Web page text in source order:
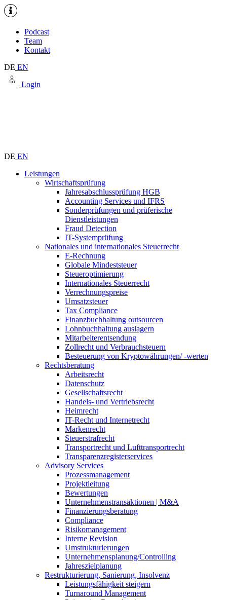
Podcast
Team
Kontakt
DE EN
Login
DE EN
Leistungen
Wirtschaftsprüfung
Jahresabschlussprüfung HGB
Accounting Services und IFRS
Sonderprüfungen und prüferische
Dienstleistungen
Fraud Detection
IT-Systemprüfung
Nationales und internationales Steuerrecht
E-Rechnung
Globale Mindeststeuer
Steueroptimierung
Internationales Steuerrecht
Verrechnungspreise
Umsatzsteuer
Tax Compliance
Finanzbuchhaltung outsourcen
Lohnbuchhaltung auslagern
Mitarbeiterentsendung
Zollrecht und Verbrauchsteuern
Besteuerung von Kryptowährungen/ -werten
Rechtsberatung
Arbeitsrecht
Datenschutz
Gesellschaftsrecht
Handels- und Vertriebsrecht
Heimrecht
IT-Recht und Internetrecht
Markenrecht
Steuerstrafrecht
Transportrecht und Lufttransportrecht
Transparenzregisterservices
Advisory Services
Prozessmanagement
Projektleitung
Bewertungen
Unternehmenstransaktionen | M&A
Finanzierungsberatung
Compliance
Risikomanagement
Interne Revision
Umstrukturierungen
Unternehmensplanung/Controlling
Jahreszielplanung
Restrukturierung, Sanierung, Insolvenz
Leistungsfähigkeit steigern
Turnaround Management